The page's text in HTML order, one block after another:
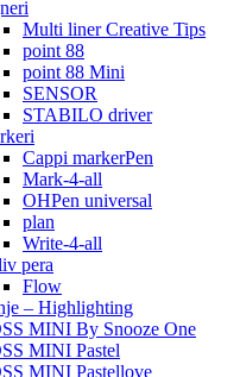
Multi liner Creative Tips
point 88
point 88 Mini
SENSOR
STABILO driver
Cappi markerPen
Mark-4-all
OHPen universal
plan
Write-4-all
pera
Flow
– Highlighting
MINI By Snooze One
MINI Pastel
MINI Pastellove